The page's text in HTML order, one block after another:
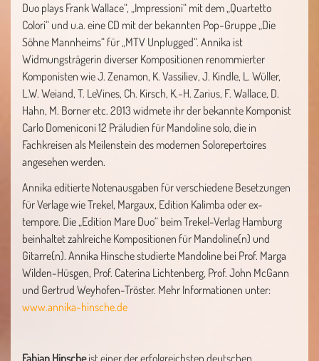
Duo plays Frank Wallace“, „Impressioni“ mit dem „Quartetto
Colori“ und u.a. eine CD mit der bekannten Pop-Gruppe „Die
Söhne Mannheims“ für „MTV Unplugged“. Annika ist
Widmungsträgerin diverser Kompositionen renommierter
Komponisten wie J. Zenamon, K. Vassiliev, J. Kindle, L. Wüller,
L.W. Weiand, T. LeVines, Ch. Kirsch, K.-H. Zarius, F. Wallace, D.
Hahn, M. Borner etc. 2013 widmete ihr der bekannte Komponist
Carlo Domeniconi 12 Präludien für Mandoline solo, die in
Fachkreisen als Meilenstein des modernen Solorepertoires
angesehen werden.
Annika editierte Notenausgaben für verschiedene Besetzungen
für Verlage wie Trekel, Margaux, Edition Kalimba oder ex-
tempore. Die „Edition Mare Duo“ beim Trekel-Verlag Hamburg
beinhaltet zahlreiche Kompositionen für Mandoline(n) und
Gitarre(n). Annika Hinsche studierte Mandoline bei Prof. Marga
Wilden-Hüsgen, Prof. Caterina Lichtenberg, Prof. John McGann
und Gertrud Weyhofen-Tröster. Mehr Informationen unter:
www.annika-hinsche.de
Fabian Hinscheist einer der erfolgreichsten deutschen